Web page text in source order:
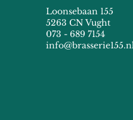
Loonsebaan 155
5263 CN Vught
073 - 689 7154